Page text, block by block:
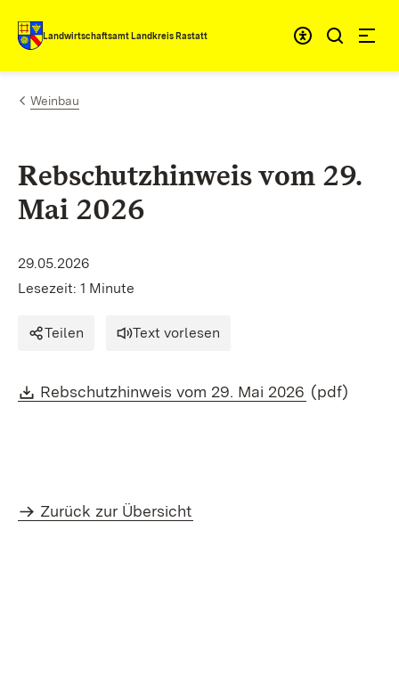
Zum Inhalt springen
Landwirtschaftsamt Landkreis Rastatt
Weinbau
Rebschutzhinweis vom 29.
Mai 2026
29.05.2026
Lesezeit: 1 Minute
Teilen Text vorlesen
Download:
Rebschutzhinweis vom 29. Mai 2026 (Öffnet in
(pdf)
Zurück zur Übersicht